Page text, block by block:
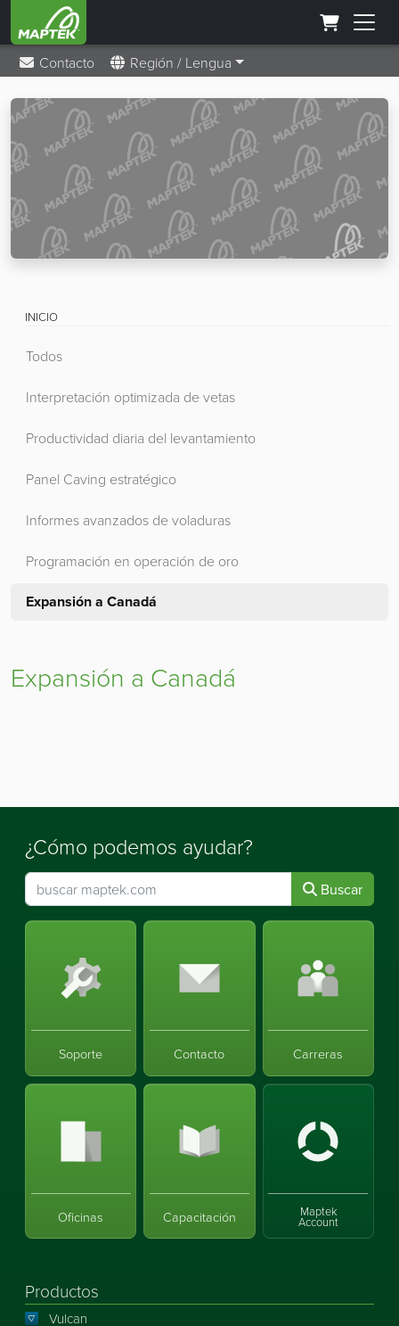
Contacto Región / Lengua
INICIO
Todos
Interpretación optimizada de vetas
Productividad diaria del levantamiento
Panel Caving estratégico
Informes avanzados de voladuras
Programación en operación de oro
Expansión a Canadá
Expansión a Canadá
¿Cómo podemos ayudar?
Buscar
Soporte Contacto Carreras
Oficinas Capacitación Maptek
Account
Productos
Vulcan